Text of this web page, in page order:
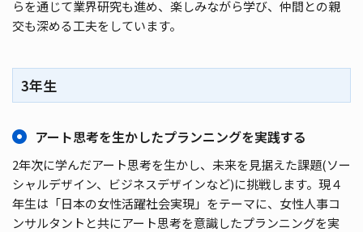
らを通じて業界研究も進め、楽しみながら学び、仲間との親
交も深める⼯夫をしています。
3年生
アート思考を生かしたプランニングを実践する
2年次に学んだアート思考を⽣かし、未来を⾒据えた課題(ソー
シャルデザイン、ビジネスデザインなど)に挑戦します。現４
年⽣は「⽇本の⼥性活躍社会実現」をテーマに、⼥性⼈事コ
ンサルタントと共にアート思考を意識したプランニングを実